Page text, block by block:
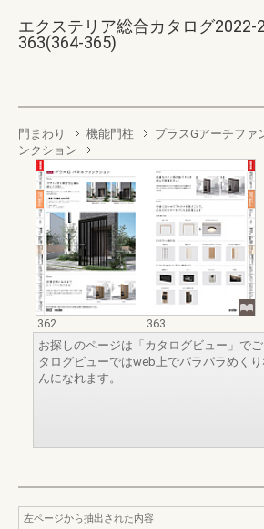
エクステリア総合カタログ2022-
363(364-365)
門まわり 機能門柱
プラスGアーチファ
ンクション
362
363
お探しのページは「カタログビュー」で
タログビューではweb上でパラパラめく
んになれます。
左ページから抽出された内容